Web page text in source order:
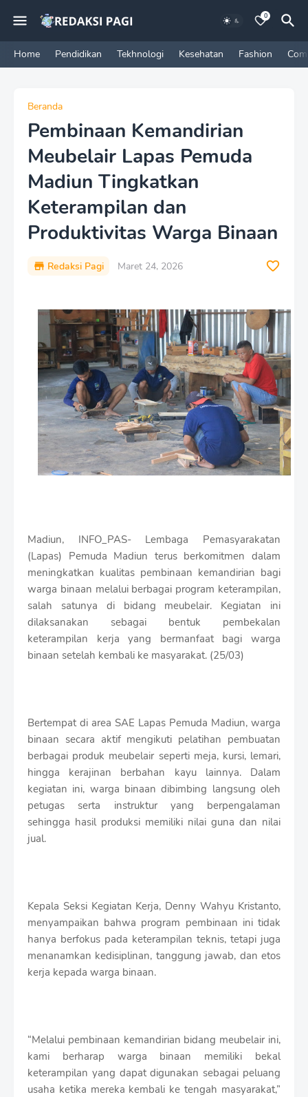
0
Home Pendidikan Tekhnologi Kesehatan Fashion
Beranda
Pembinaan Kemandirian
Meubelair Lapas Pemuda
Madiun Tingkatkan
Keterampilan dan
Produktivitas Warga Binaan
Redaksi Pagi Maret 24, 2026
Madiun, INFO_PAS- Lembaga Pemasyarakatan
(Lapas) Pemuda Madiun terus berkomitmen dalam
meningkatkan kualitas pembinaan kemandirian bagi
warga binaan melalui berbagai program keterampilan,
salah satunya di bidang meubelair. Kegiatan ini
dilaksanakan sebagai bentuk pembekalan
keterampilan kerja yang bermanfaat bagi warga
binaan setelah kembali ke masyarakat. (25/03)
Bertempat di area SAE Lapas Pemuda Madiun, warga
binaan secara aktif mengikuti pelatihan pembuatan
berbagai produk meubelair seperti meja, kursi, lemari,
hingga kerajinan berbahan kayu lainnya. Dalam
kegiatan ini, warga binaan dibimbing langsung oleh
petugas serta instruktur yang berpengalaman
sehingga hasil produksi memiliki nilai guna dan nilai
jual.
Kepala Seksi Kegiatan Kerja, Denny Wahyu Kristanto,
menyampaikan bahwa program pembinaan ini tidak
hanya berfokus pada keterampilan teknis, tetapi juga
menanamkan kedisiplinan, tanggung jawab, dan etos
kerja kepada warga binaan.
“Melalui pembinaan kemandirian bidang meubelair ini,
kami berharap warga binaan memiliki bekal
keterampilan yang dapat digunakan sebagai peluang
usaha ketika mereka kembali ke tengah masyarakat,”
g
n
W
t
h
S
h
r
o
m
p
l
a
t
e
s